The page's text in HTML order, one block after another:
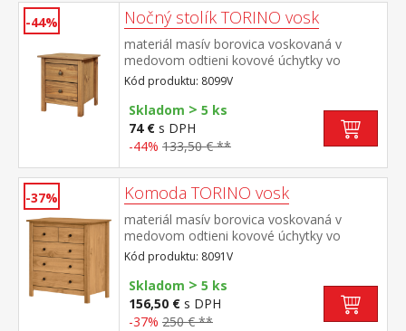
-44% Nočný stolík TORINO vosk
materiál masív borovica voskovaná v
medovom odtieni kovové úchytky vo
farebnom prevedení černená mosadz 2
zásuvky s kovovými pojazdmi
Kód produktu: 8099V
Skladom > 5 ks
74 € s DPH
-44% 133,50 € **
-37% Komoda TORINO vosk
materiál masív borovica voskovaná v
medovom odtieni kovové úchytky vo
farebnom prevedení černená mosadz 2
menšie a 3 väčšie zásuvky s kovovými
pojazdmi
Kód produktu: 8091V
Skladom > 5 ks
156,50 € s DPH
-37% 250 € **